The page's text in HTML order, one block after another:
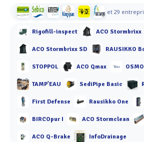
et 29
Rigofill-inspect ACO Stormbrixx
ACO Stormbrixx SD RAUSIKKO
STOPPOL ACO Qmax
TAMP'EAU SediPipe Basic
First Defense Rausikko One
BIRCOpur I ACO Stormclean
ACO Q-Brake InfoDrainage